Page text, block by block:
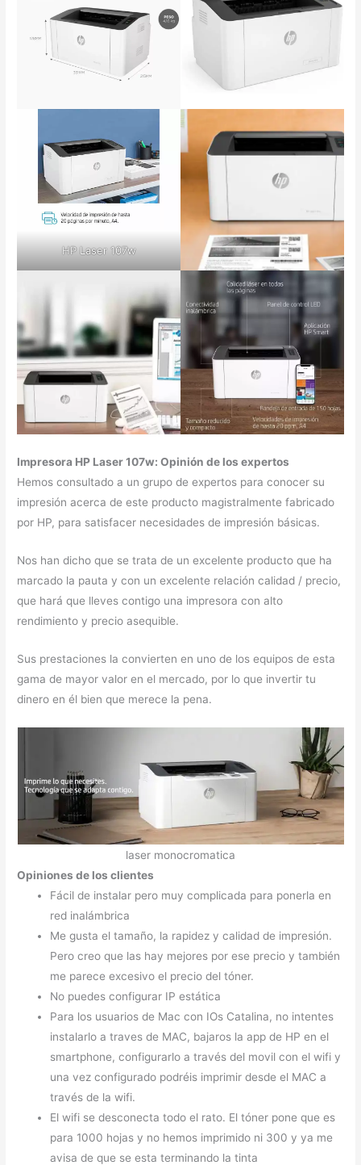
HP Laser 107w
Impresora HP Laser 107w: Opinión de los expertos
Hemos consultado a un grupo de expertos para conocer su
impresión acerca de este producto magistralmente fabricado
por HP, para satisfacer necesidades de impresión básicas.
Nos han dicho que se trata de un excelente producto que ha
marcado la pauta y con un excelente relación calidad / precio,
que hará que lleves contigo una impresora con alto
rendimiento y precio asequible.
Sus prestaciones la convierten en uno de los equipos de esta
gama de mayor valor en el mercado, por lo que invertir tu
dinero en él bien que merece la pena.
laser monocromatica
Opiniones de los clientes
Fácil de instalar pero muy complicada para ponerla en
red inalámbrica
Me gusta el tamaño, la rapidez y calidad de impresión.
Pero creo que las hay mejores por ese precio y también
me parece excesivo el precio del tóner.
No puedes configurar IP estática
Para los usuarios de Mac con IOs Catalina, no intentes
instalarlo a traves de MAC, bajaros la app de HP en el
smartphone, configurarlo a través del movil con el wifi y
una vez configurado podréis imprimir desde el MAC a
través de la wifi.
El wifi se desconecta todo el rato. El tóner pone que es
para 1000 hojas y no hemos imprimido ni 300 y ya me
avisa de que se esta terminando la tinta